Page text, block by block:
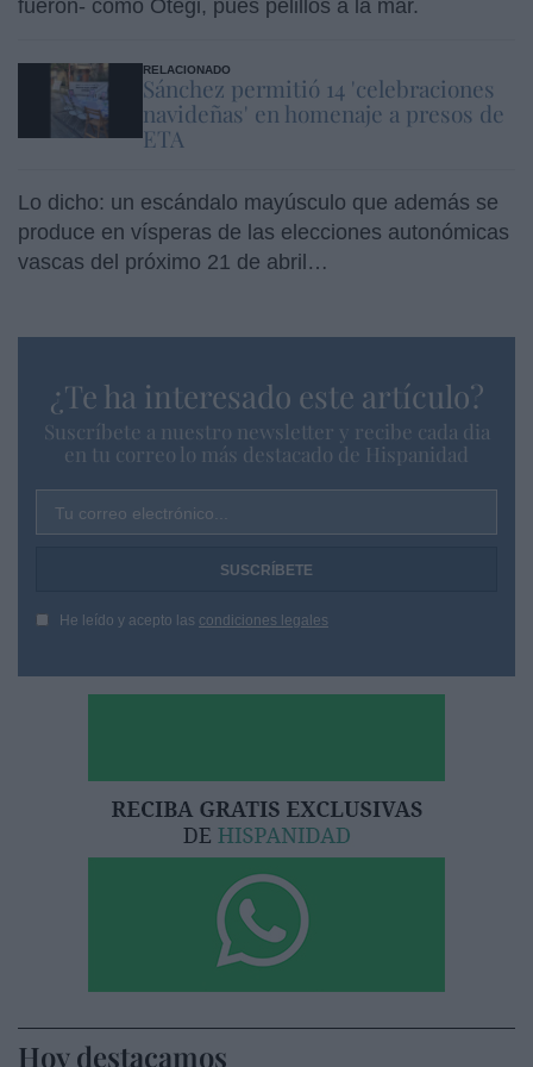
fueron- como Otegi, pues pelillos a la mar.
RELACIONADO
Sánchez permitió 14 'celebraciones
navideñas' en homenaje a presos de
ETA
Lo dicho: un escándalo mayúsculo que además se
produce en vísperas de las elecciones autonómicas
vascas del próximo 21 de abril…
¿Te ha interesado este artículo?
Suscríbete a nuestro newsletter y recibe cada dia
en tu correo lo más destacado de Hispanidad
Tu correo electrónico...
He leído y acepto las condiciones legales
Hoy destacamos